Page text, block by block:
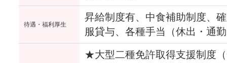
待遇・福利厚生
昇給制度有、中食補助制度、
服貸与、各種手当（休出・通
★大型二種免許取得支援制度